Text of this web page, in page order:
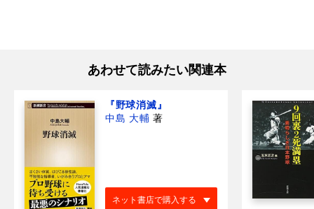
あわせて読みたい関連本
『野球消滅』
中島 大輔 著
ネット書店で購入する